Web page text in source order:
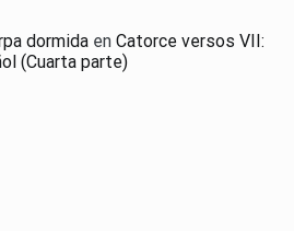
dormida en Catorce versos VII:
(Cuarta parte)